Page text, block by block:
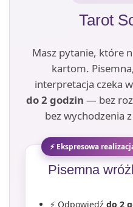
Tarot
Masz pytanie, które
kartom.
interpretacja czeka
do 2 godzin — bez
bez wychodzenia
⚡ Ekspresowa
Pisemna
⚡ Odpowiedź do 2